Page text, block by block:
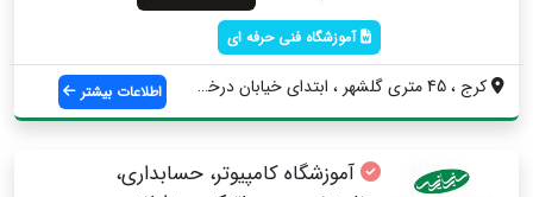
آموزشگاه فنی حرفه ای
کرج ، 45 متری گلشهر ، ابتدای خیابان درخت... اطلاعات بیشتر
آموزشگاه کامپیوتر، حسابداری،